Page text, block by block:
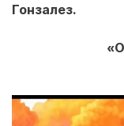
Гонзалез.